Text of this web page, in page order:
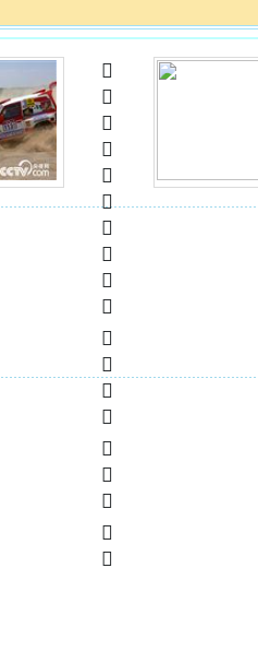
   